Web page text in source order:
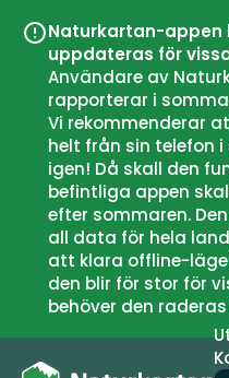
Naturkartan-appen
uppdateras för
Användare av
rapporterar i
Vi rekommenderar
helt från sin telefon
igen! Då skall den
befintliga appen
efter sommaren.
all data för hela
att klara offline-
den blir för stor för
behöver den